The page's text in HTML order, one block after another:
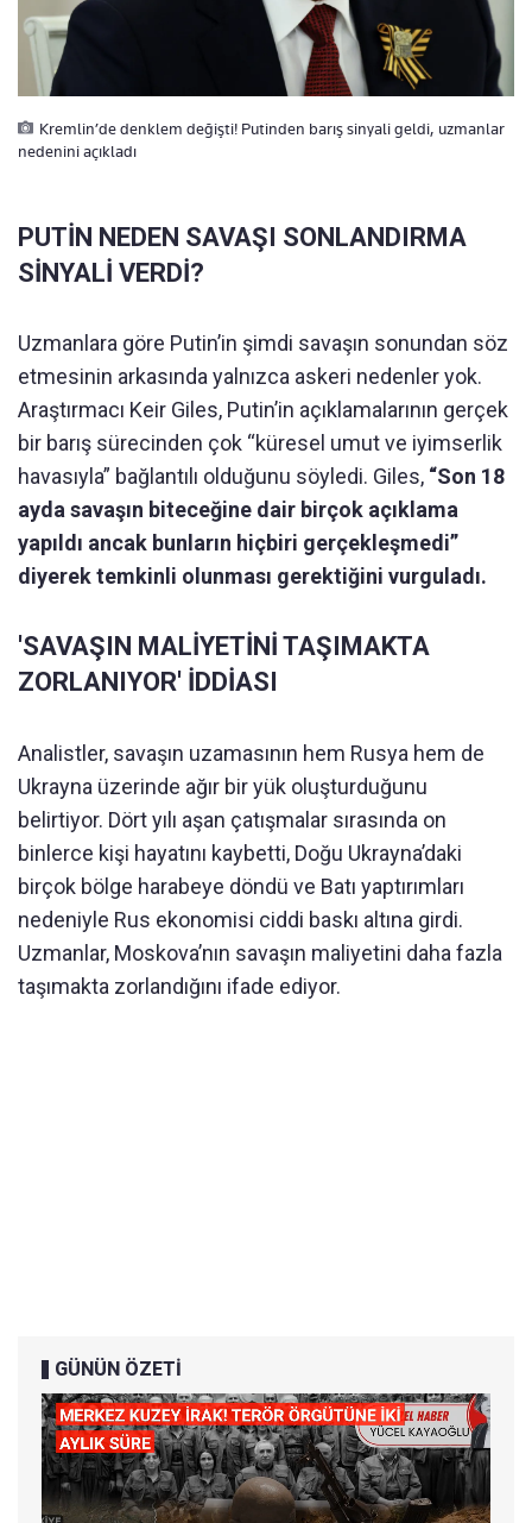
Kremlin’de denklem değişti! Putinden barış sinyali geldi, uzmanlar
nedenini açıkladı
PUTİN NEDEN SAVAŞI SONLANDIRMA
SİNYALİ VERDİ?
Uzmanlara göre Putin’in şimdi savaşın sonundan söz
etmesinin arkasında yalnızca askeri nedenler yok.
Araştırmacı Keir Giles, Putin’in açıklamalarının gerçek
bir barış sürecinden çok “küresel umut ve iyimserlik
havasıyla” bağlantılı olduğunu söyledi. Giles, “Son 18
ayda savaşın biteceğine dair birçok açıklama
yapıldı ancak bunların hiçbiri gerçekleşmedi”
diyerek temkinli olunması gerektiğini vurguladı.
'SAVAŞIN MALİYETİNİ TAŞIMAKTA
ZORLANIYOR' İDDİASI
Analistler, savaşın uzamasının hem Rusya hem de
Ukrayna üzerinde ağır bir yük oluşturduğunu
belirtiyor. Dört yılı aşan çatışmalar sırasında on
binlerce kişi hayatını kaybetti, Doğu Ukrayna’daki
birçok bölge harabeye döndü ve Batı yaptırımları
nedeniyle Rus ekonomisi ciddi baskı altına girdi.
Uzmanlar, Moskova’nın savaşın maliyetini daha fazla
taşımakta zorlandığını ifade ediyor.
GÜNÜN ÖZETİ